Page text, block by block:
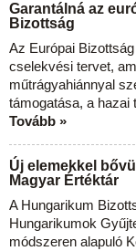
Garantálná az
Bizottság
Az Európai
cselekvési tervet,
műtrágyahiánnyal
támogatása, a hazai
Tovább »
Új elemekkel
Magyar Értéktár
A Hungarikum
Hungarikumok
módszeren alapuló